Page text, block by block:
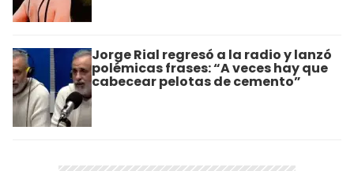
Jorge Rial regresó a la radio y lanzó
polémicas frases: “A veces hay que
cabecear pelotas de cemento”